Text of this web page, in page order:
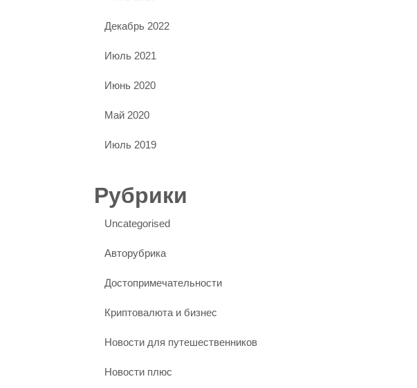
Декабрь 2022
Июль 2021
Июнь 2020
Май 2020
Июль 2019
Рубрики
Uncategorised
Авторубрика
Достопримечательности
Криптовалюта и бизнес
Новости для путешественников
Новости плюс